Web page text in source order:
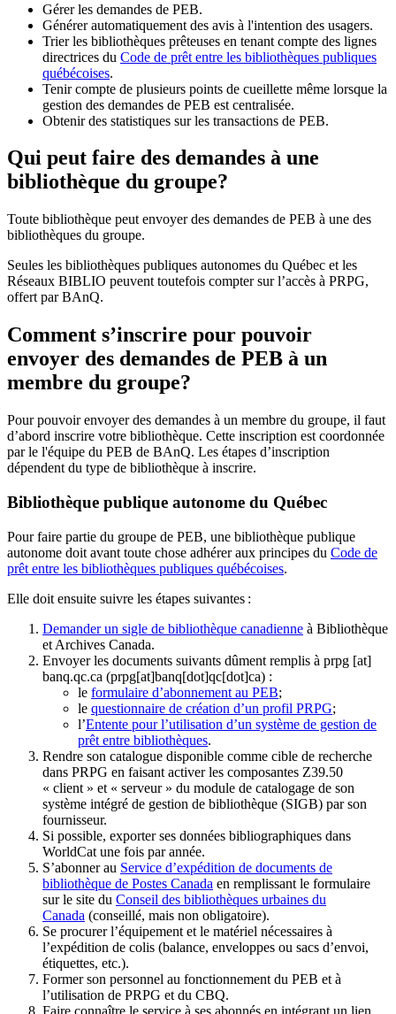
Gérer les demandes de PEB.
Générer automatiquement des avis à l'intention des usagers.
Trier les bibliothèques prêteuses en tenant compte des lignes
directrices du Code de prêt entre les bibliothèques publiques
québécoises.
Tenir compte de plusieurs points de cueillette même lorsque la
gestion des demandes de PEB est centralisée.
Obtenir des statistiques sur les transactions de PEB.
Qui peut faire des demandes à une
bibliothèque du groupe?
Toute bibliothèque peut envoyer des demandes de PEB à une des
bibliothèques du groupe.
Seules les bibliothèques publiques autonomes du Québec et les
Réseaux BIBLIO peuvent toutefois compter sur l’accès à PRPG,
offert par BAnQ.
Comment s’inscrire pour pouvoir
envoyer des demandes de PEB à un
membre du groupe?
Pour pouvoir envoyer des demandes à un membre du groupe, il faut
d’abord inscrire votre bibliothèque. Cette inscription est coordonnée
par le l'équipe du PEB de BAnQ. Les étapes d’inscription
dépendent du type de bibliothèque à inscrire.
Bibliothèque publique autonome du Québec
Pour faire partie du groupe de PEB, une bibliothèque publique
autonome doit avant toute chose adhérer aux principes du Code de
prêt entre les bibliothèques publiques québécoises.
Elle doit ensuite suivre les étapes suivantes :
Demander un sigle de bibliothèque canadienne à Bibliothèque
et Archives Canada.
Envoyer les documents suivants dûment remplis à prpg [at]
banq.qc.ca (prpg[at]banq[dot]qc[dot]ca) :
le formulaire d’abonnement au PEB;
le questionnaire de création d’un profil PRPG;
l’Entente pour l’utilisation d’un système de gestion de
prêt entre bibliothèques.
Rendre son catalogue disponible comme cible de recherche
dans PRPG en faisant activer les composantes Z39.50
« client » et « serveur » du module de catalogage de son
système intégré de gestion de bibliothèque (SIGB) par son
fournisseur.
Si possible, exporter ses données bibliographiques dans
WorldCat une fois par année.
S’abonner au Service d’expédition de documents de
bibliothèque de Postes Canada en remplissant le formulaire
sur le site du Conseil des bibliothèques urbaines du
Canada (conseillé, mais non obligatoire).
Se procurer l’équipement et le matériel nécessaires à
l’expédition de colis (balance, enveloppes ou sacs d’envoi,
étiquettes, etc.).
Former son personnel au fonctionnement du PEB et à
l’utilisation de PRPG et du CBQ.
Faire connaître le service à ses abonnés en intégrant un lien